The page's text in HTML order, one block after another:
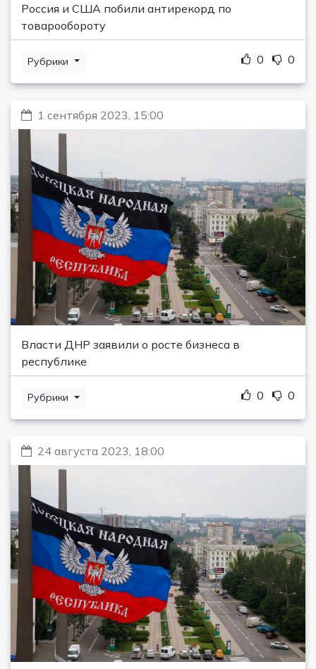
Россия и США побили антирекорд по
товарообороту
Рубрики 0 0
1 сентября 2023, 15:00
Власти ДНР заявили о росте бизнеса в
республике
Рубрики 0 0
24 августа 2023, 18:00